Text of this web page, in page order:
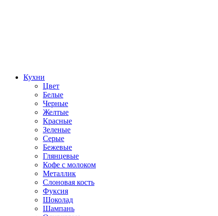
Кухни
Цвет
Белые
Черные
Желтые
Красные
Зеленые
Серые
Бежевые
Глянцевые
Кофе с молоком
Металлик
Слоновая кость
Фуксия
Шоколад
Шампань